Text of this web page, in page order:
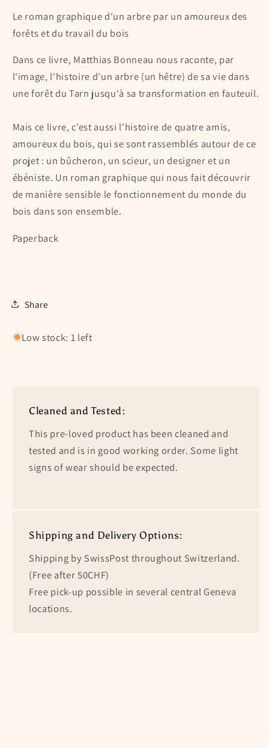
Le roman graphique d'un arbre par un amoureux des
forêts et du travail du bois
Dans ce livre, Matthias Bonneau nous raconte, par
l'image, l'histoire d'un arbre (un hêtre) de sa vie dans
une forêt du Tarn jusqu'à sa transformation en fauteuil.
Mais ce livre, c'est aussi l'histoire de quatre amis,
amoureux du bois, qui se sont rassemblés autour de ce
projet : un bûcheron, un scieur, un designer et un
ébéniste. Un roman graphique qui nous fait découvrir
de manière sensible le fonctionnement du monde du
bois dans son ensemble.
Paperback
Share
Low stock: 1 left
Cleaned and Tested:
This pre-loved product has been cleaned and
tested and is in good working order. Some light
signs of wear should be expected.
Shipping and Delivery Options:
Shipping by SwissPost throughout Switzerland.
(Free after 50CHF)
Free pick-up possible in several central Geneva
locations.